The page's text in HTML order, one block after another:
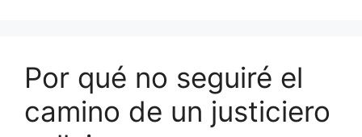
Por qué no seguiré el
camino de un justiciero